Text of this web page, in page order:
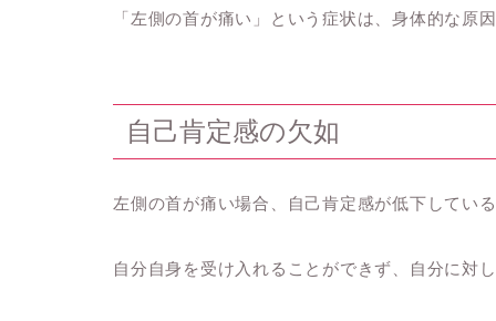
「左側の首が痛い」という症状は、身体的な
自己肯定感の欠如
左側の首が痛い場合、自己肯定感が低下してい
自分自身を受け入れることができず、自分に対